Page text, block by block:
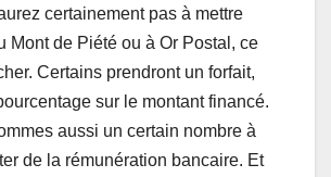
certainement pas à mettre
Mont de Piété ou à Or Postal, ce
Certains prendront un forfait,
sur le montant financé.
aussi un certain nombre à
de la rémunération bancaire. Et